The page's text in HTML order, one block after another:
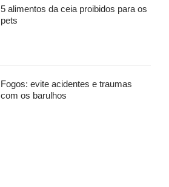
5 alimentos da ceia proibidos para os
pets
Fogos: evite acidentes e traumas
com os barulhos